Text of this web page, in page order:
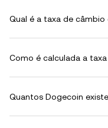
Qual é a taxa de câmbio
Como é calculada a
Quantos Dogecoin